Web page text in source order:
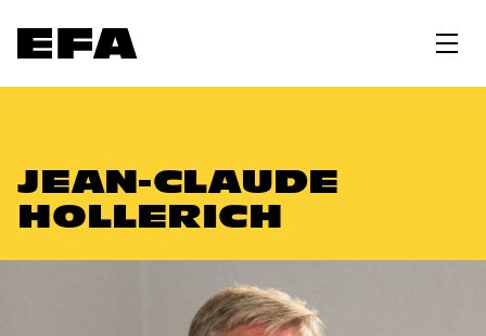
JEAN-CLAUDE
HOLLERICH